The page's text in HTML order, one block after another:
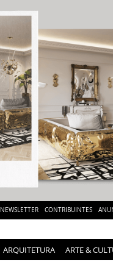
NEWSLETTER CONTRIBUINTES
ARQUITETURA ARTE &